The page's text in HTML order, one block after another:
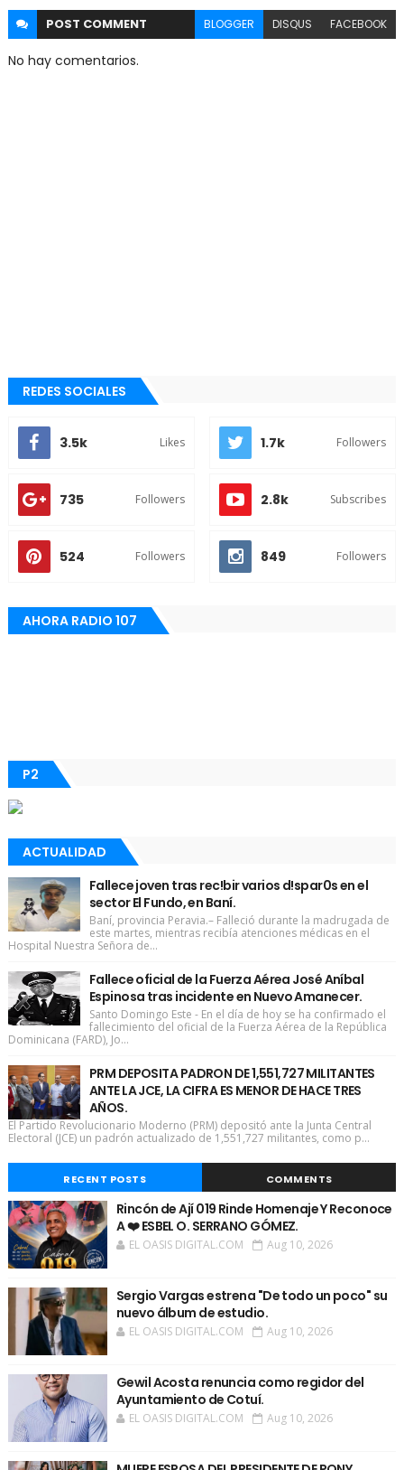
POST COMMENT BLOGGER DISQUS FACEBOOK
No hay comentarios.
REDES SOCIALES
3.5k Likes 1.7k Followers
735 Followers 2.8k Subscribes
524 Followers 849 Followers
AHORA RADIO 107
P2
ACTUALIDAD
Fallece joven tras rec!bir varios d!spar0s en el
sector El Fundo, en Baní.
Baní, provincia Peravia.– Falleció durante la madrugada de
este martes, mientras recibía atenciones médicas en el
Hospital Nuestra Señora de...
Fallece oficial de la Fuerza Aérea José Aníbal
Espinosa tras incidente en Nuevo Amanecer.
Santo Domingo Este - En el día de hoy se ha confirmado el
fallecimiento del oficial de la Fuerza Aérea de la República
Dominicana (FARD), Jo...
PRM DEPOSITA PADRON DE 1,551,727 MILITANTES
ANTE LA JCE, LA CIFRA ES MENOR DE HACE TRES
AÑOS.
El Partido Revolucionario Moderno (PRM) depositó ante la Junta Central
Electoral (JCE) un padrón actualizado de 1,551,727 militantes, como p...
RECENT POSTS COMMENTS
Rincón de Ají 019 Rinde Homenaje Y Reconoce
A ❤️ ESBEL O. SERRANO GÓMEZ.
EL OASIS DIGITAL.COM Aug 10, 2026
Sergio Vargas estrena "De todo un poco" su
nuevo álbum de estudio.
EL OASIS DIGITAL.COM Aug 10, 2026
Gewil Acosta renuncia como regidor del
Ayuntamiento de Cotuí.
EL OASIS DIGITAL.COM Aug 10, 2026